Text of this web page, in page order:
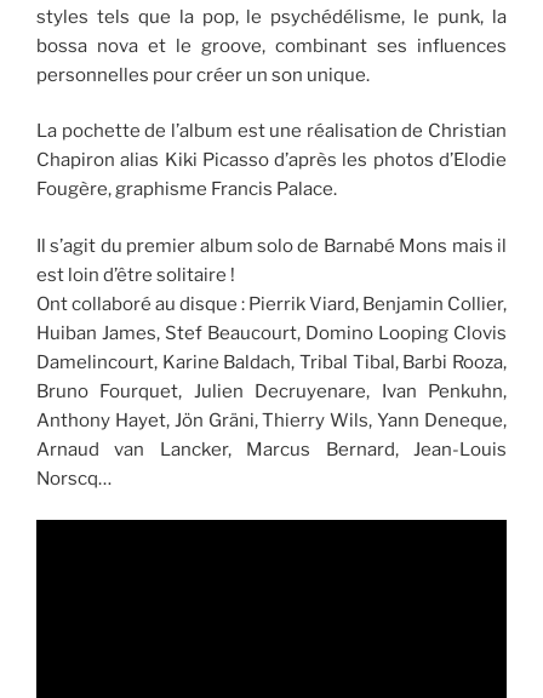
styles tels que la pop, le psychédélisme, le punk, la
bossa nova et le groove, combinant ses influences
personnelles pour créer un son unique.
La pochette de l’album est une réalisation de Christian
Chapiron alias Kiki Picasso d’après les photos d’Elodie
Fougère, graphisme Francis Palace.
Il s’agit du premier album solo de Barnabé Mons mais il
est loin d’être solitaire !
Ont collaboré au disque : Pierrik Viard, Benjamin Collier,
Huiban James, Stef Beaucourt, Domino Looping Clovis
Damelincourt, Karine Baldach, Tribal Tibal, Barbi Rooza,
Bruno Fourquet, Julien Decruyenare, Ivan Penkuhn,
Anthony Hayet, Jön Gräni, Thierry Wils, Yann Deneque,
Arnaud van Lancker, Marcus Bernard, Jean-Louis
Norscq…